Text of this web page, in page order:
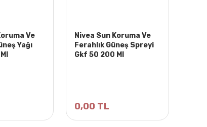
Ve
Yağı
Nivea Sun Koruma Ve
Ferahlık Güneş Spreyi
Gkf 50 200 Ml
0,00 TL